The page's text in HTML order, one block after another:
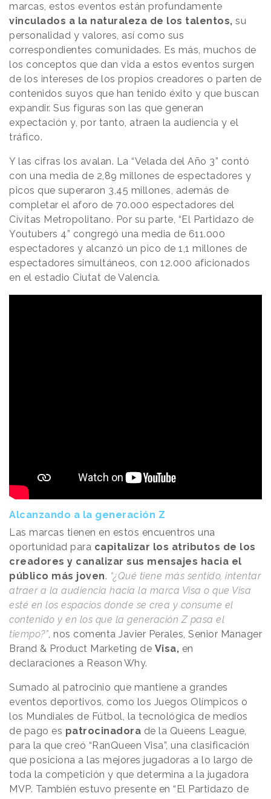
marcas, estos eventos están profundamente
vinculados a la naturaleza de los talentos, su
personalidad y valores, así como sus
correspondientes comunidades. Es más, muchos de
los conceptos que dan vida a estos eventos surgen
de los intereses de los propios creadores o parten de
contenidos suyos que han tenido éxito y que buscan
expandir. Sus figuras son las que generan
expectación y, por tanto, atraen la audiencia y el
tráfico.
Y las cifras los avalan. La “Velada del Año 3” contó
con una media de 2,89 millones de espectadores y
picos que superaron 3,45 millones, además de
completar el aforo de 70.000 espectadores del
Cívitas Metropolitano. Por su parte, “El Partidazo de
Youtubers 4” congregó una media de 611.000
espectadores y alcanzó un pico de 1,1 millones de
espectadores simultáneos, con 12.000 aficionados
en el estadio Ciutat de Valencia.
Alcanzando a la generación Z
Las marcas tienen en estos encuentros una
oportunidad para capitalizar los atributos de los
creadores y canalizar sus mensajes hacia el
público más joven. “¿Qué tiene más sentido, intentar
atraer a la audiencia hacia la marca Visa o que Visa
esté en los espacios donde se crea y consume el
contenido y en los que la generación Z pasa el
tiempo?”, nos comenta Javier Perales, Senior Manager
Brand & Product Marketing de Visa, en
declaraciones a Reason Why.
Sumado al patrocinio que mantiene a grandes
eventos deportivos, como los Juegos Olímpicos o
los Mundiales de Fútbol, la tecnológica de medios
de pago es patrocinadora de la Queens League,
para la que creó “RanQueen Visa”, una clasificación
que posiciona a las mejores jugadoras a lo largo de
toda la competición y que determina a la jugadora
MVP. También estuvo presente en “El Partidazo de